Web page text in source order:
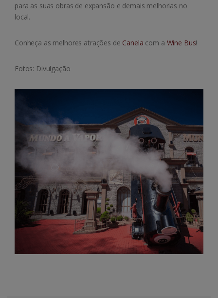
para as suas obras de expansão e demais melhorias no
local.
Conheça as melhores atrações de Canela com a Wine Bus!
Fotos: Divulgação